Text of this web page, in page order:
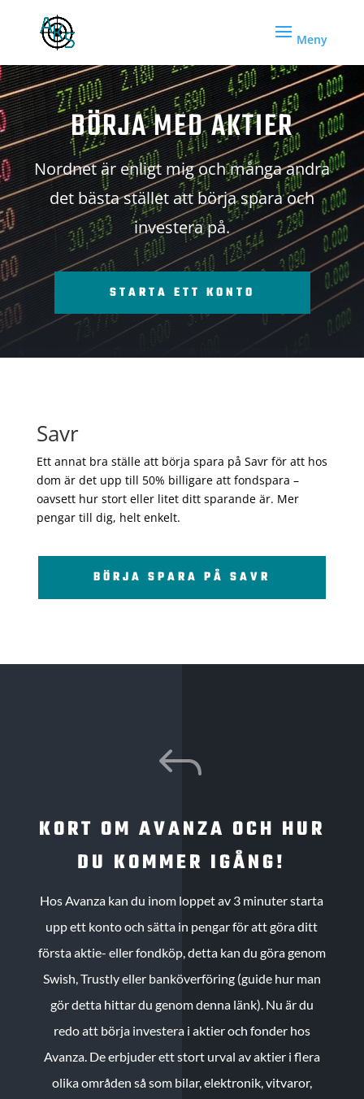
BÖRJA MED AKTIER
Nordnet är enligt mig och många andra
det bästa stället att börja spara och
investera på.
STARTA ETT KONTO
Savr
Ett annat bra ställe att börja spara på Savr för att hos
dom är det upp till 50% billigare att fondspara –
oavsett hur stort eller litet ditt sparande är. Mer
pengar till dig, helt enkelt.
BÖRJA SPARA PÅ SAVR
J
KORT OM AVANZA OCH HUR
DU KOMMER IGÅNG!
Hos Avanza kan du inom loppet av 3 minuter starta
upp ett konto och sätta in pengar för att göra ditt
första aktie- eller fondköp, detta kan du göra genom
Swish, Trustly eller banköverföring (guide hur man
gör detta hittar du genom denna länk). Nu är du
redo att börja investera i aktier och fonder hos
Avanza. De erbjuder ett stort urval av aktier i flera
olika områden så som bilar, elektronik, vitvaror,